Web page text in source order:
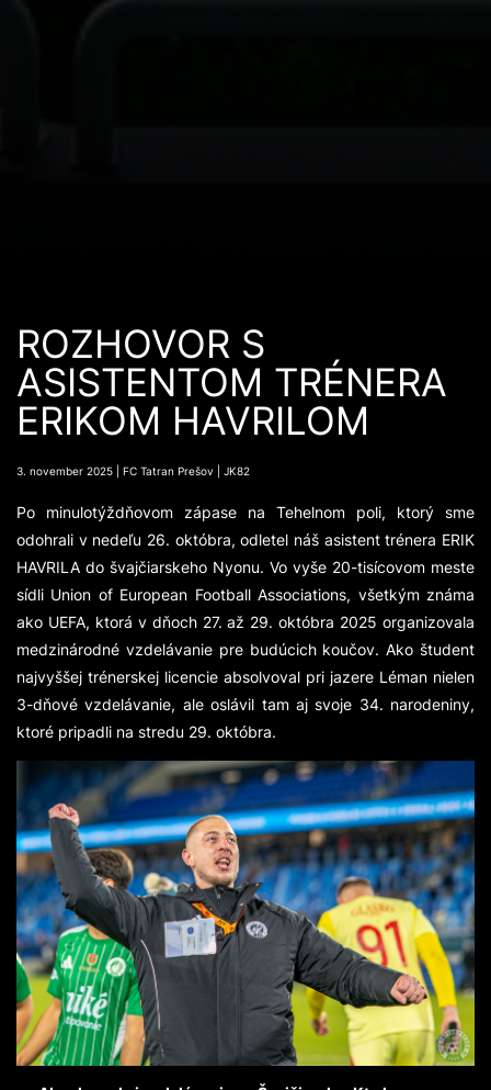
ROZHOVOR S
ASISTENTOM TRÉNERA
ERIKOM HAVRILOM
3. november 2025 | FC Tatran Prešov | JK82
Po minulotýždňovom zápase na Tehelnom poli, ktorý sme
odohrali v nedeľu 26. októbra, odletel náš asistent trénera ERIK
HAVRILA do švajčiarskeho Nyonu. Vo vyše 20-tisícovom meste
sídli Union of European Football Associations, všetkým známa
ako UEFA, ktorá v dňoch 27. až 29. októbra 2025 organizovala
medzinárodné vzdelávanie pre budúcich koučov. Ako študent
najvyššej trénerskej licencie absolvoval pri jazere Léman nielen
3-dňové vzdelávanie, ale oslávil tam aj svoje 34. narodeniny,
ktoré pripadli na stredu 29. októbra.